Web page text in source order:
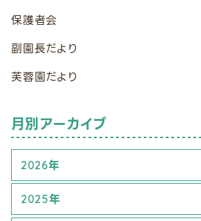
保護者会
副園長だより
芙蓉園だより
月別アーカイブ
2026年
3月 (1)
2025年